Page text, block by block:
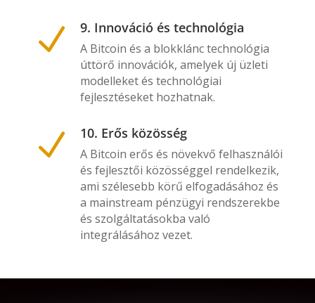
N 9. Innováció és technológia
A Bitcoin és a blokklánc technológia
úttörő innovációk, amelyek új üzleti
modelleket és technológiai
fejlesztéseket hozhatnak.
N 10. Erős közösség
A Bitcoin erős és növekvő felhasználói
és fejlesztői közösséggel rendelkezik,
ami szélesebb körű elfogadásához és
a mainstream pénzügyi rendszerekbe
és szolgáltatásokba való
integrálásához vezet.